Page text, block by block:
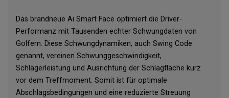
Das brandneue Ai Smart Face optimiert die Driver-
Performanz mit Tausenden echter Schwungdaten von
Golfern. Diese Schwungdynamiken, auch Swing Code
genannt, vereinen Schwunggeschwindigkeit,
Schlägerleistung und Ausrichtung der Schlagfläche kurz
vor dem Treffmoment. Somit ist für optimale
Abschlagsbedingungen und eine reduzierte Streuung